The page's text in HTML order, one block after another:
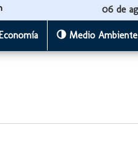
06 de
Economía Medio Ambiente